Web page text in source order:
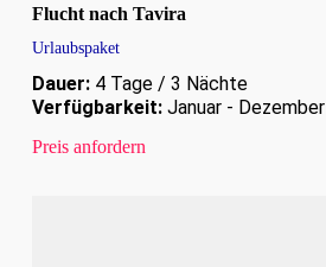
Flucht nach Tavira
Urlaubspaket
Dauer:4 Tage / 3 Nächte
Verfügbarkeit:Januar - Dezember
Preis anfordern